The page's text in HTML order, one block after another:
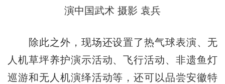
演中国武术 摄影 袁兵
除此之外，现场还设置了热气球表演、无
人机草坪养护演示活动、飞行活动、非遗鱼灯
巡游和无人机演绎活动等，还可以品尝安徽特